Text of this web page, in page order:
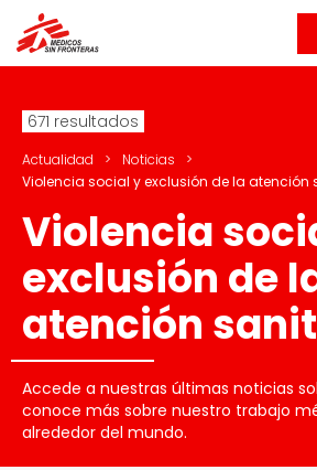
671 resultados
Actualidad > Noticias
>
Violencia social y exclusión de la atención
Violencia
exclusión de
atención
Accede a nuestras últimas noticias
conoce más sobre nuestro trabajo
alrededor del mundo.